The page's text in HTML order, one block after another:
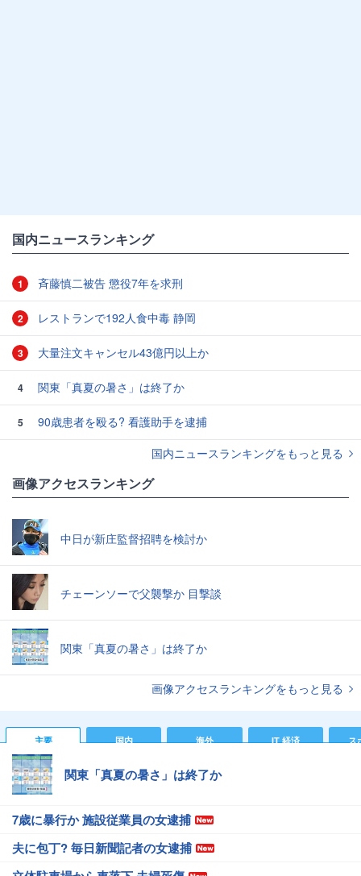
国内ニュースランキング
1 斉藤慎二被告 懲役7年を求刑
2 レストランで192人食中毒 静岡
3 大量注文キャンセル43億円以上か
4 関東「真夏の暑さ」は終了か
5
90歳患者を殴る? 看護助手を逮捕
国内ニュースランキングをもっと見る
画像アクセスランキング
中日が新庄監督招聘を検討か
チェーンソーで父襲撃か 目撃談
関東「真夏の暑さ」は終了か
画像アクセスランキングをもっと見る
主要 国内 海外 IT 経済 ス
関東「真夏の暑さ」は終了か
7歳に暴行か 施設従業員の女逮捕
夫に包丁? 毎日新聞記者の女逮捕